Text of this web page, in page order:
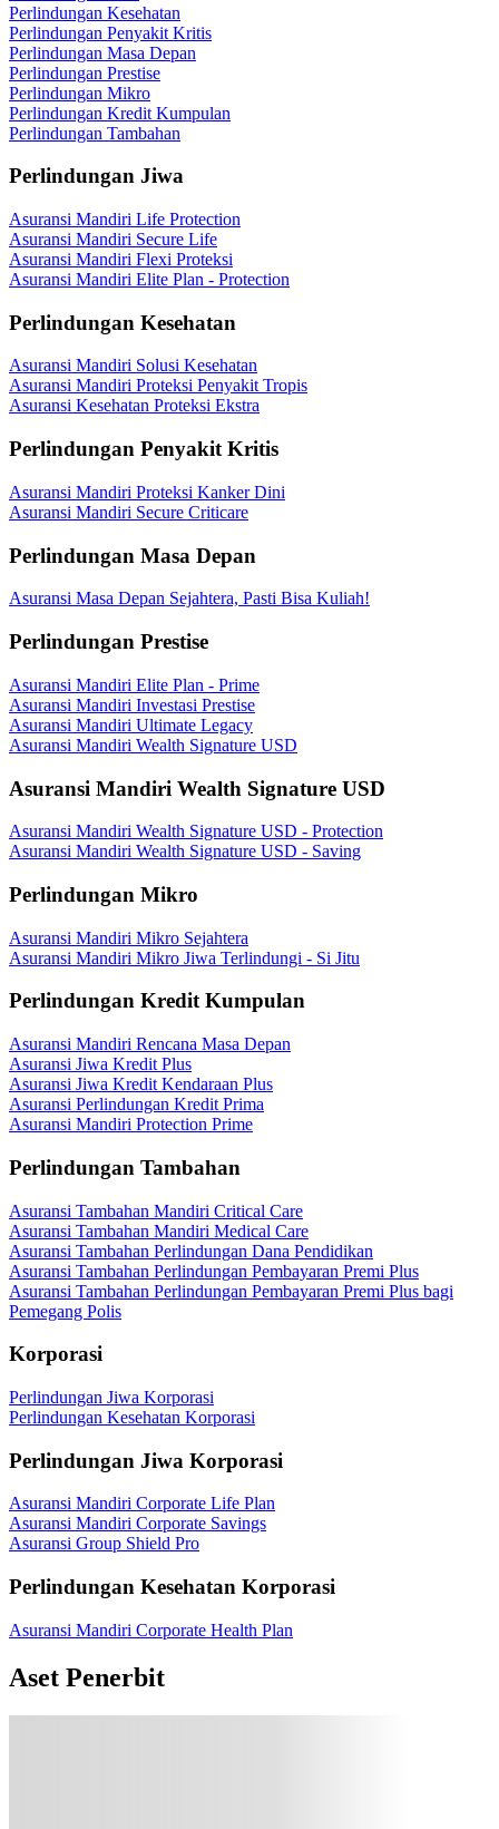
Perlindungan Kesehatan
Perlindungan Penyakit Kritis
Perlindungan Masa Depan
Perlindungan Prestise
Perlindungan Mikro
Perlindungan Kredit Kumpulan
Perlindungan Tambahan
Perlindungan Jiwa
Asuransi Mandiri Life Protection
Asuransi Mandiri Secure Life
Asuransi Mandiri Flexi Proteksi
Asuransi Mandiri Elite Plan - Protection
Perlindungan Kesehatan
Asuransi Mandiri Solusi Kesehatan
Asuransi Mandiri Proteksi Penyakit Tropis
Asuransi Kesehatan Proteksi Ekstra
Perlindungan Penyakit Kritis
Asuransi Mandiri Proteksi Kanker Dini
Asuransi Mandiri Secure Criticare
Perlindungan Masa Depan
Asuransi Masa Depan Sejahtera, Pasti Bisa Kuliah!
Perlindungan Prestise
Asuransi Mandiri Elite Plan - Prime
Asuransi Mandiri Investasi Prestise
Asuransi Mandiri Ultimate Legacy
Asuransi Mandiri Wealth Signature USD
Asuransi Mandiri Wealth Signature USD
Asuransi Mandiri Wealth Signature USD - Protection
Asuransi Mandiri Wealth Signature USD - Saving
Perlindungan Mikro
Asuransi Mandiri Mikro Sejahtera
Asuransi Mandiri Mikro Jiwa Terlindungi - Si Jitu
Perlindungan Kredit Kumpulan
Asuransi Mandiri Rencana Masa Depan
Asuransi Jiwa Kredit Plus
Asuransi Jiwa Kredit Kendaraan Plus
Asuransi Perlindungan Kredit Prima
Asuransi Mandiri Protection Prime
Perlindungan Tambahan
Asuransi Tambahan Mandiri Critical Care
Asuransi Tambahan Mandiri Medical Care
Asuransi Tambahan Perlindungan Dana Pendidikan
Asuransi Tambahan Perlindungan Pembayaran Premi Plus
Asuransi Tambahan Perlindungan Pembayaran Premi Plus bagi
Pemegang Polis
Korporasi
Perlindungan Jiwa Korporasi
Perlindungan Kesehatan Korporasi
Perlindungan Jiwa Korporasi
Asuransi Mandiri Corporate Life Plan
Asuransi Mandiri Corporate Savings
Asuransi Group Shield Pro
Perlindungan Kesehatan Korporasi
Asuransi Mandiri Corporate Health Plan
Aset Penerbit